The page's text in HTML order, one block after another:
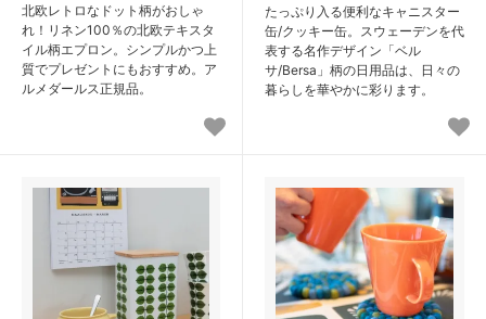
北欧レトロなドット柄がおしゃ
れ！リネン100％の北欧テキスタ
イル柄エプロン。シンプルかつ上
質でプレゼントにもおすすめ。ア
ルメダールス正規品。
たっぷり入る便利なキャニスター
缶/クッキー缶。スウェーデンを代
表する名作デザイン「ベル
サ/Bersa」柄の日用品は、日々の
暮らしを華やかに彩ります。